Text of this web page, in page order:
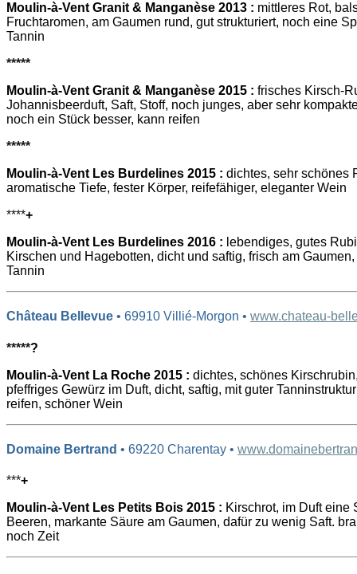
Moulin-à-Vent Granit & Manganèse 2013 : mittleres Rot,
Fruchtaromen, am Gaumen rund, gut strukturiert, noch eine
Tannin
*****
Moulin-à-Vent Granit & Manganèse 2015 : frisches Kirsch-
Johannisbeerduft, Saft, Stoff, noch junges, aber sehr
noch ein Stück besser, kann reifen
*****
Moulin-à-Vent Les Burdelines 2015 : dichtes, sehr schönes
aromatische Tiefe, fester Körper, reifefähiger, eleganter Wein
****+
Moulin-à-Vent Les Burdelines 2016 : lebendiges, gutes
Kirschen und Hagebotten, dicht und saftig, frisch am
Tannin
Château Bellevue • 69910 Villié-Morgon • www.chateau-
*****?
Moulin-à-Vent La Roche 2015 : dichtes, schönes
pfeffriges Gewürz im Duft, dicht, saftig, mit guter
reifen, schöner Wein
Domaine Bertrand • 69220 Charentay •
***+
Moulin-à-Vent Les Petits Bois 2015 : Kirschrot, im Duft eine
Beeren, markante Säure am Gaumen, dafür zu wenig Saft.
noch Zeit